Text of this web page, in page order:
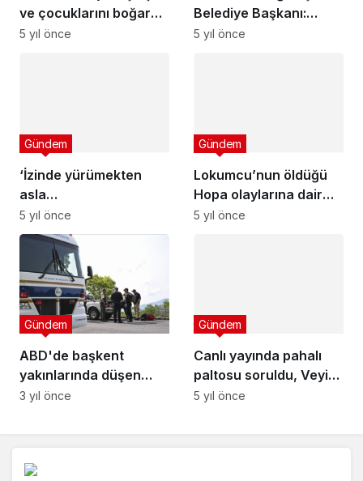
ve çocuklarını boğarak
öldürdü
5 yıl önce
Belediye Başkanı:
‘Keşke bizim de evimiz
5 yıl önce
‘İzinde yürümekten
asla
vazgeçmeyeceğiz’ –
Güncel Haberler
Milliyet
Gündem
5 yıl önce
Lokumcu’nun öldüğü
Hopa olaylarına dair
yeni görüntü: Gebert
Gündem
5 yıl önce
ABD'de başkent
yakınlarında düşen
uçakta hayatını
Gündem
3 yıl önce
Canlı yayında pahalı
paltosu soruldu, Veyis
Ateş ailesiyle yanıt
Gündem
5 yıl önce